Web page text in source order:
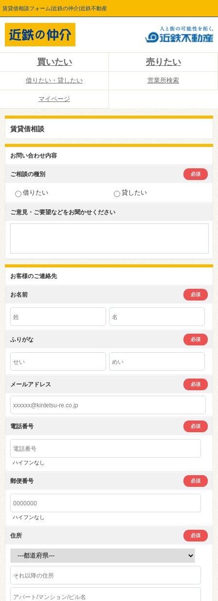
賃貸借相談フォーム|近鉄の仲介|近鉄不動産
買いたい 売りたい
借りたい・貸したい 営業所検索
マイページ
賃貸借相談
お問い合わせ内容
ご相談の種別 必須
借りたい 貸したい
ご意見・ご要望などをお聞かせください
お客様のご連絡先
お名前 必須
ふりがな 必須
メールアドレス 必須
電話番号 必須
ハイフンなし
郵便番号 必須
ハイフンなし
住所 必須